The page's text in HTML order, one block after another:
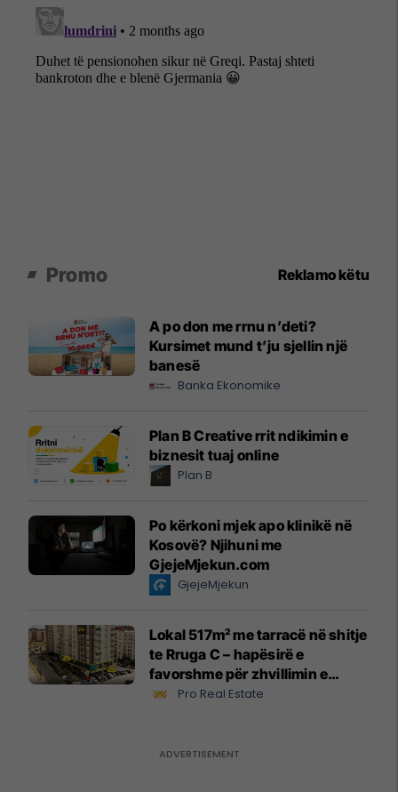
Promo Reklamo këtu
A po don me rrnu n’deti?
Kursimet mund t’ju sjellin një
banesë
Banka Ekonomike
Plan B Creative rrit ndikimin e
biznesit tuaj online
Plan B
Po kërkoni mjek apo klinikë në
Kosovë? Njihuni me
GjejeMjekun.com
GjejeMjekun
Lokal 517m² me tarracë në shitje
te Rruga C – hapësirë e
favorshme për zhvillimin e
biznesit #15796
Pro Real Estate